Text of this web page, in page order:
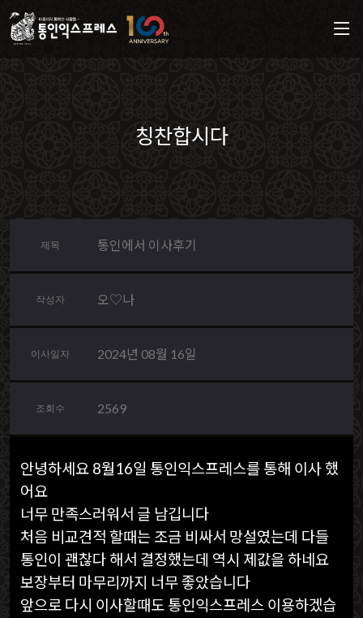
칭찬합시다
제목 통인에서 이사후기
작성자 오♡나
이사일자 2024년 08월 16일
조회수 2569
안녕하세요 8월16일 통인익스프레스를 통해 이사 했
어요
너무 만족스러워서 글 남깁니다
처음 비교견적 할때는 조금 비싸서 망설였는데 다들
통인이 괜찮다 해서 결정했는데 역시 제값을 하네요
보장부터 마무리까지 너무 좋았습니다
앞으로 다시 이사할때도 통인익스프레스 이용하겠습